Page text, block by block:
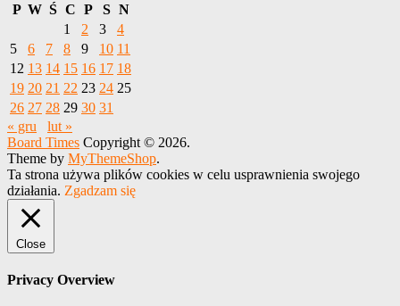
P W Ś C P S N
1
2 3
4
5
6 7 8 9 10 11
12 13 14 15 16 17 18
19 20 21 22 23 24 25
26 27 28 29 30 31
« gru
lut »
Board Times Copyright © 2026.
Theme by MyThemeShop.
Ta strona używa plików cookies w celu usprawnienia swojego
działania. Zgadzam się
Close
Privacy Overview